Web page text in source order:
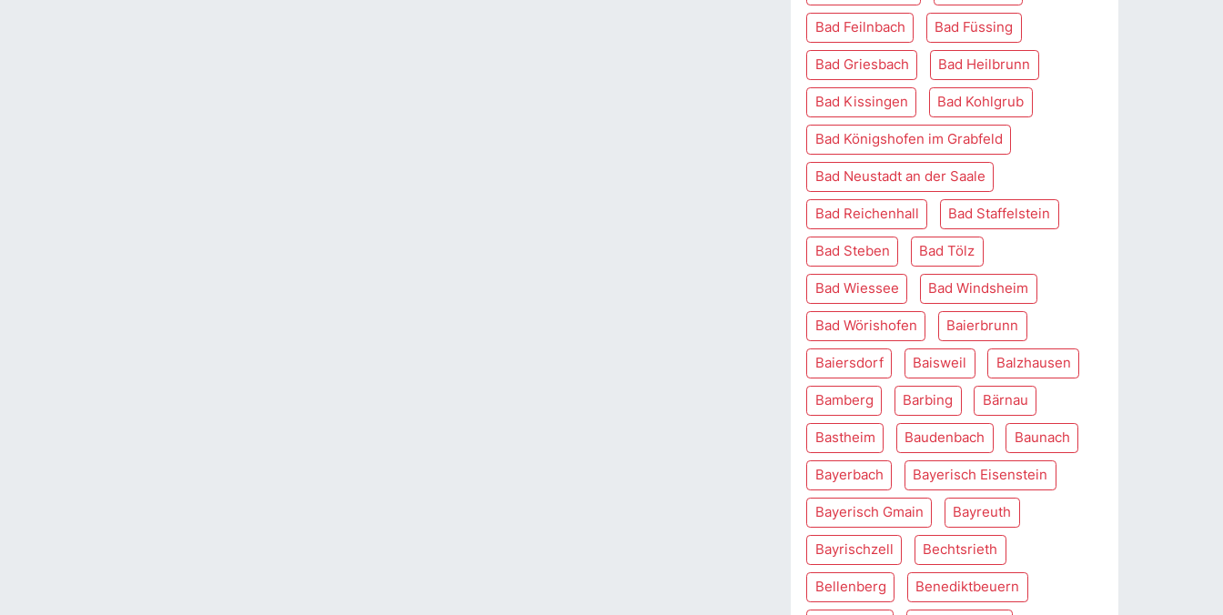
Bad Feilnbach Bad Füssing
Bad Griesbach Bad Heilbrunn
Bad Kissingen Bad Kohlgrub
Bad Königshofen im Grabfeld
Bad Neustadt an der Saale
Bad Reichenhall Bad Staffelstein
Bad Steben Bad Tölz
Bad Wiessee Bad Windsheim
Bad Wörishofen Baierbrunn
Baiersdorf Baisweil Balzhausen
Bamberg Barbing Bärnau
Bastheim Baudenbach Baunach
Bayerbach Bayerisch Eisenstein
Bayerisch Gmain Bayreuth
Bayrischzell Bechtsrieth
Bellenberg Benediktbeuern